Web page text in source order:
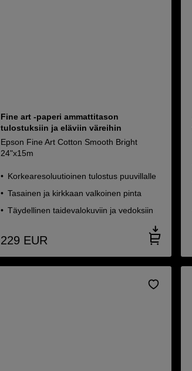
Fine art -paperi ammattitason
tulostuksiin ja eläviin väreihin
Epson Fine Art Cotton Smooth Bright
24"x15m
Korkearesoluutioinen tulostus puuvillalle
Tasainen ja kirkkaan valkoinen pinta
Täydellinen taidevalokuviin ja vedoksiin
229 EUR